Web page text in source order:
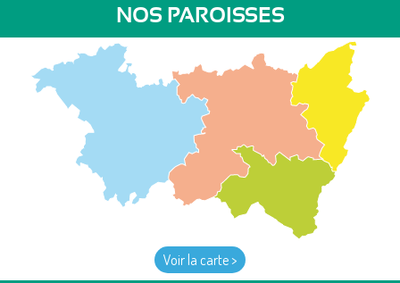
NOS PAROISSES
Voir la carte >